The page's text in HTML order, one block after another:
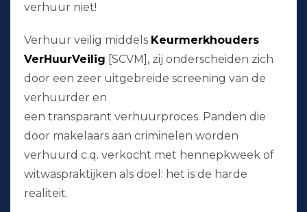
verhuur niet!
Verhuur veilig middels Keurmerkhouders
VerHuurVeilig [SCVM], zij onderscheiden zich
door een zeer uitgebreide screening van de
verhuurder en
een transparant verhuurproces. Panden die
door makelaars aan criminelen worden
verhuurd c.q. verkocht met hennepkweek of
witwaspraktijken als doel: het is de harde
realiteit.